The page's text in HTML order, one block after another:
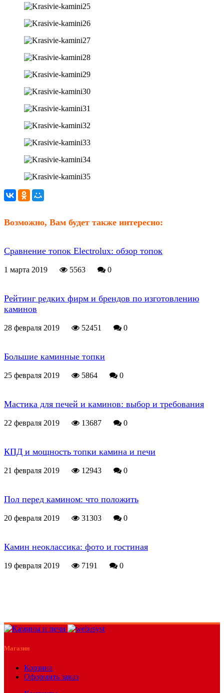
Возможно, Вам будет также интересно:
Сравнение топок Electrolux: обзор топок
1 марта 2019 5563 0
Рейтинг редких фирм и брендов по изготовлению
каминов
28 февраля 2019 52451 0
Большие каминные топки
25 февраля 2019 5864 0
Мастика для печей и каминов: выбор и требования
22 февраля 2019 13687 0
КПД и мощность топки камина и печи
21 февраля 2019 12943 0
Пол перед камином: что положить
20 февраля 2019 31303 0
Камин неоклассика: фото и гостиная
19 февраля 2019 7191 0
Магазин
Корзина
Оформить заказ